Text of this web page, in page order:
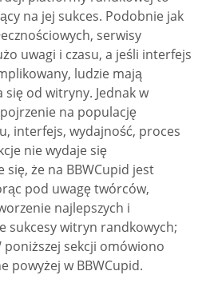
na jej sukces. Podobnie jak
serwisy
uwagi i czasu, a jeśli interfejs
ludzie mają
od witryny. Jednak w
na populację
interfejs, wydajność, proces
nie wydaje się
się, że na BBWCupid jest
pod uwagę twórców,
najlepszych i
sukcesy witryn randkowych;
poniższej sekcji omówiono
powyżej w BBWCupid.